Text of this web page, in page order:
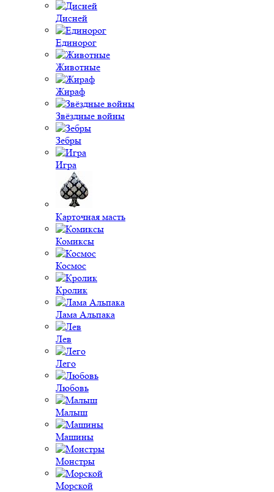
Дисней
Единорог
Животные
Жираф
Звёздные войны
Зебры
Игра
Карточная масть
Комиксы
Космос
Кролик
Лама Альпака
Лев
Лего
Любовь
Малыш
Машины
Монстры
Морской